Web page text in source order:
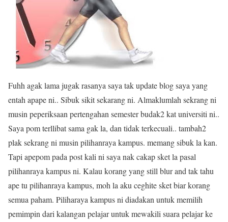
Fuhh agak lama jugak rasanya saya tak update blog saya yang
entah apape ni.. Sibuk sikit sekarang ni. Almaklumlah sekrang ni
musin peperiksaan pertengahan semester budak2 kat universiti ni..
Saya pom terllibat sama gak la, dan tidak terkecuali.. tambah2
plak sekrang ni musin pilihanraya kampus. memang sibuk la kan.
Tapi apepom pada post kali ni saya nak cakap sket la pasal
pilihanraya kampus ni. Kalau korang yang still blur and tak tahu
ape tu pilihanraya kampus, moh la aku ceghite sket biar korang
semua paham. Piliharaya kampus ni diadakan untuk memilih
pemimpin dari kalangan pelajar untuk mewakili suara pelajar ke